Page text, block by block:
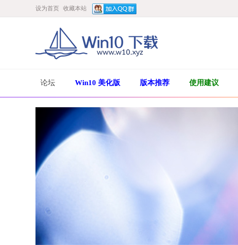
设为首页 收藏本站
论坛 Win10 美化版 版本推荐 使用建议